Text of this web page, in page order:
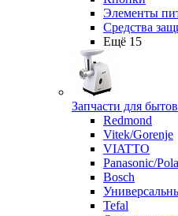
Элементы
Средства
Ещё 15
Запчасти для
Redmond
Vitek/Gorenje
VIATTO
Panasonic/
Bosch
Tefal